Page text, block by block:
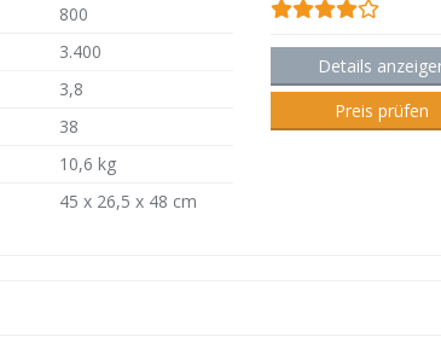
Details
Preis prüfen
800
3.400
3,8
38
10,6 kg
45 x 26,5 x 48 cm